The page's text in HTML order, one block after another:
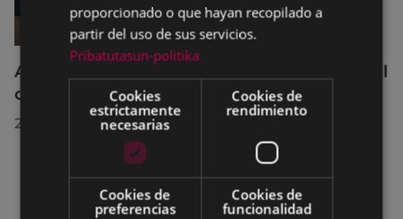
Acuerdos adoptados por el Pleno Municipal
celebrado el 27 de julio de 2026
28/07/2026
proporcionado o que hayan recopilado a
partir del uso de sus servicios.
Pribatutasun-politika
Cookies
estrictamente
necesarias
Cookies de
rendimiento
Cookies de
preferencias
Cookies de
funcionalidad